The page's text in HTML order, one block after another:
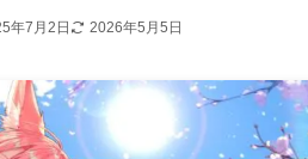
年7月2日 2026年5月5日